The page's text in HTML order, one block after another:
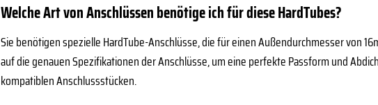
Welche Art von Anschlüssen benötige ich für diese HardTubes?
Sie benötigen spezielle HardTube-Anschlüsse, die für einen Außendurchmesser von
auf die genauen Spezifikationen der Anschlüsse, um eine perfekte Passform und
kompatiblen Anschlussstücken.